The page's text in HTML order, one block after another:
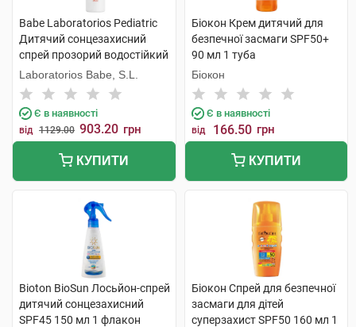
Babe Laboratorios Pediatric
Дитячий сонцезахисний
спрей прозорий водостійкий
з матувальним ефектом
SPF50+ 200 мл 1 флакон
Laboratorios Babe, S.L.
Є в наявності
від 1129.00 903.20 грн
КУПИТИ
Біокон Крем дитячий для
безпечної засмаги SPF50+
90 мл 1 туба
Біокон
Є в наявності
від 166.50 грн
КУПИТИ
Bioton BioSun Лосьйон-спрей
дитячий сонцезахисний
SPF45 150 мл 1 флакон
Біокон Спрей для безпечної
засмаги для дітей
суперзахист SPF50 160 мл 1